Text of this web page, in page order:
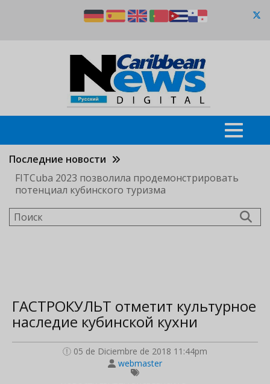
Последние новости
FITCuba 2023 позволила продемонстрировать
потенциал кубинского туризма
Поиск
ГАСТРОКУЛЬТ отметит культурное
наследие кубинской кухни
05 de Diciembre de 2018 11:44pm
webmaster